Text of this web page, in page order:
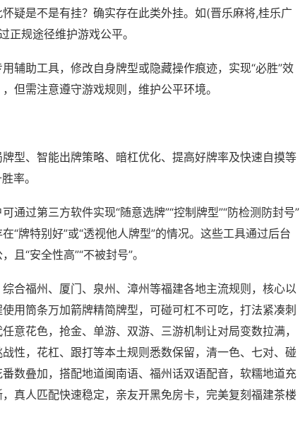
疑是不是有挂？确实存在此类外挂。如(晋乐麻将,桂乐广
正规途径维护游戏公平。
辅助工具，修改自身牌型或隐藏操作痕迹，实现“必胜”效
但需注意遵守游戏规则，维护公平环境。
型、智能出牌策略、暗杠优化、提高好牌率及快速自摸等
率。
通过第三方软件实现“随意选牌”“控制牌型”“防检测防封号”
“牌特别好”或“透视他人牌型”的情况。这些工具通过后台
“安全性高”“不被封号”。
合福州、厦门、泉州、漳州等福建各地主流规则，核心以
用筒条万加箭牌精简牌型，可碰可杠不可吃，打法紧凑刺
意花色，抢金、单游、双游、三游机制让对局变数拉满，
性，花杠、跟打等本土规则悉数保留，清一色、七对、碰
数叠加，搭配地道闽南语、福州话双语配音，软糯地道充
真人匹配快速稳定，亲友开黑免房卡，完美复刻福建茶楼